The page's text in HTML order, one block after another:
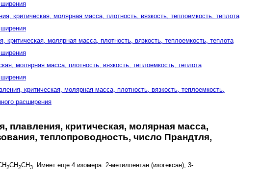
критическая, молярная масса, плотность, вязкость, теплоемкость, теплота
молярная масса, плотность, вязкость, теплоемкость, теплота
молярная масса, плотность, вязкость, теплоемкость, теплота
критическая, молярная масса, плотность, вязкость, теплоемкость,
расширения
плавления, критическая, молярная масса,
теплопроводность, число Прандтля,
2CH2CH3. Имеет еще 4 изомера: 2-метилпентан (изогексан), 3-